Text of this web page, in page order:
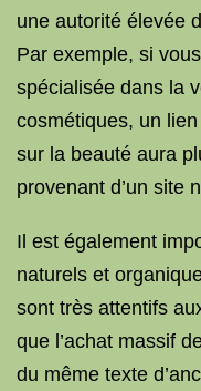
une autorité élevée
Par exemple, si
spécialisée dans la
cosmétiques, un
sur la beauté aura
provenant d’un site
Il est également
naturels et
sont très attentifs
que l’achat massif
du même texte